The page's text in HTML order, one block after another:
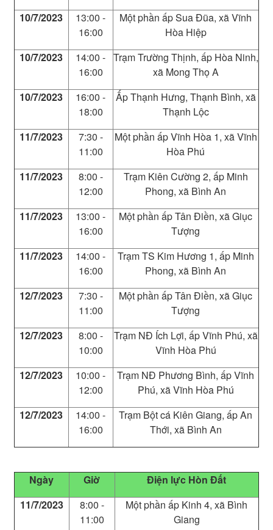
10/7/2023
13:00 -
16:00
Một phần ấp Sua Đũa, xã Vĩnh
Hòa Hiệp
10/7/2023
14:00 -
16:00
Trạm Trường Thịnh, ấp Hòa Ninh,
xã Mong Thọ A
10/7/2023
16:00 -
18:00
Ấp Thạnh Hưng, Thạnh Bình, xã
Thạnh Lộc
11/7/2023
7:30 -
11:00
Một phần ấp Vĩnh Hòa 1, xã Vĩnh
Hòa Phú
11/7/2023
8:00 -
12:00
Trạm Kiên Cường 2, ấp Minh
Phong, xã Bình An
11/7/2023
13:00 -
16:00
Một phần ấp Tân Điền, xã Giục
Tượng
11/7/2023
14:00 -
16:00
Trạm TS Kim Hương 1, ấp Minh
Phong, xã Bình An
12/7/2023
7:30 -
11:00
Một phần ấp Tân Điền, xã Giục
Tượng
12/7/2023
8:00 -
10:00
Trạm NĐ Ích Lợi, ấp Vĩnh Phú, xã
Vĩnh Hòa Phú
12/7/2023
10:00 -
12:00
Trạm NĐ Phương Bình, ấp Vĩnh
Phú, xã Vĩnh Hòa Phú
12/7/2023
14:00 -
16:00
Trạm Bột cá Kiên Giang, ấp An
Thới, xã Bình An
Ngày Giờ
Điện lực Hòn Đất
11/7/2023
8:00 -
11:00
Một phần ấp Kinh 4, xã Bình
Giang